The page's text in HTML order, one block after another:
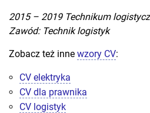
2015 – 2019 Technikum
Zawód: Technik logistyk
Zobacz też inne wzory CV:
CV elektryka
CV dla prawnika
CV logistyk